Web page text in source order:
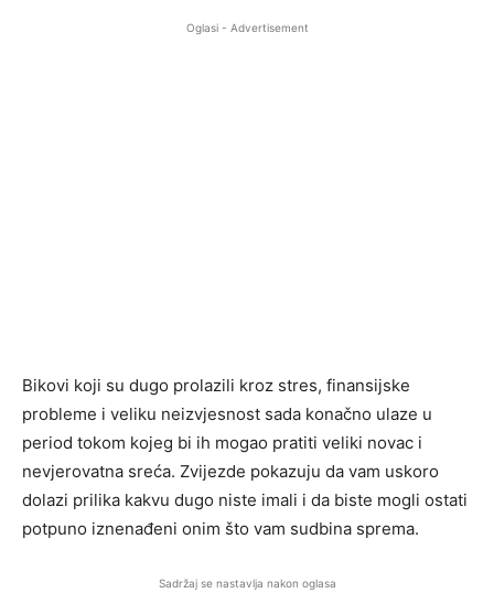
Oglasi - Advertisement
Bikovi koji su dugo prolazili kroz stres, finansijske
probleme i veliku neizvjesnost sada konačno ulaze u
period tokom kojeg bi ih mogao pratiti veliki novac i
nevjerovatna sreća. Zvijezde pokazuju da vam uskoro
dolazi prilika kakvu dugo niste imali i da biste mogli ostati
potpuno iznenađeni onim što vam sudbina sprema.
Sadržaj se nastavlja nakon oglasa